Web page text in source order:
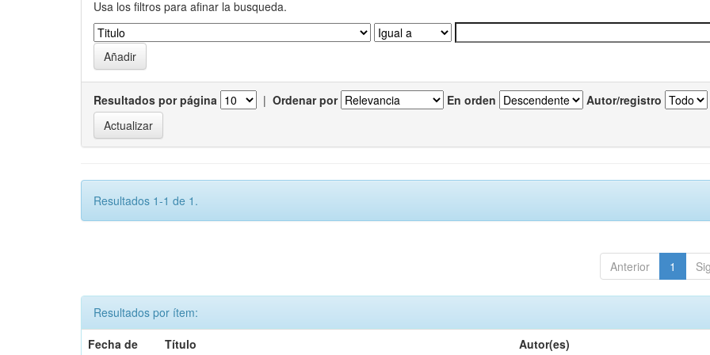
Usa los filtros para afinar la busqueda.
Resultados por página | Ordenar por En orden Autor/registro
Resultados 1-1 de 1.
Anterior 1
Resultados por ítem:
Fecha de
Título Autor(es)